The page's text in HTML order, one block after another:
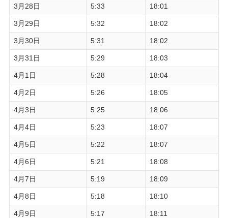
3月28日 5:33 18:01
3月29日 5:32 18:02
3月30日 5:31 18:02
3月31日 5:29 18:03
4月1日 5:28 18:04
4月2日 5:26 18:05
4月3日 5:25 18:06
4月4日 5:23 18:07
4月5日 5:22 18:07
4月6日 5:21 18:08
4月7日 5:19 18:09
4月8日 5:18 18:10
4月9日 5:17 18:11